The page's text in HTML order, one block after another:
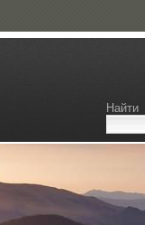
Найти